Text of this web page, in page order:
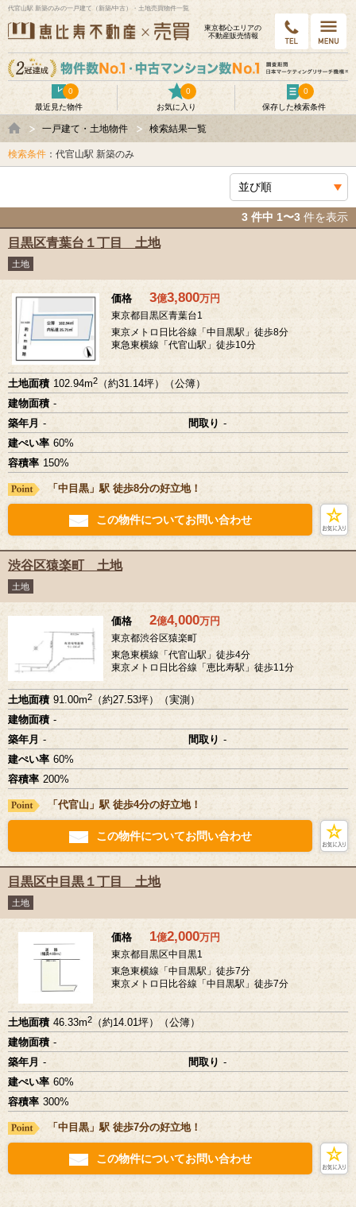
代官山駅 新築のみの一戸建て（新築/中古）・土地売買物件一覧
東京都⼼エリアの
不動産販売情報
最近見た物件
0
お気に入り
0
保存した検索条件
0
一戸建て・土地物件 検索結果一覧
検索条件 ：代官山駅 新築のみ
3 件中 1〜3 件を表示
目黒区青葉台１丁目 土地
土地
価格 3億3,800万円
東京都目黒区青葉台1
東京メトロ日比谷線「中目黒駅」徒歩8分
東急東横線「代官山駅」徒歩10分
土地面積 102.94m2
（約31.14坪）（公簿）
建物面積 -
築年月 - 間取り -
建ぺい率 60%
容積率 150%
「中目黒」駅 徒歩8分の好立地！
この物件についてお問い合わせ
渋谷区猿楽町 土地
土地
価格 2億4,000万円
東京都渋谷区猿楽町
東急東横線「代官山駅」徒歩4分
東京メトロ日比谷線「恵比寿駅」徒歩11分
土地面積 91.00m2
（約27.53坪）（実測）
建物面積 -
築年月 - 間取り -
建ぺい率 60%
容積率 200%
「代官山」駅 徒歩4分の好立地！
この物件についてお問い合わせ
目黒区中目黒１丁目 土地
土地
価格 1億2,000万円
東京都目黒区中目黒1
東急東横線「中目黒駅」徒歩7分
東京メトロ日比谷線「中目黒駅」徒歩7分
土地面積 46.33m2
（約14.01坪）（公簿）
建物面積 -
築年月 - 間取り -
建ぺい率 60%
容積率 300%
「中目黒」駅 徒歩7分の好立地！
この物件についてお問い合わせ